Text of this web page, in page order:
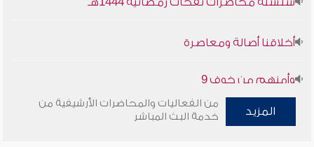
سلسلة محاضرات نفحات رمضانية 1444هـ
المزيد
من الفعاليات والمحاضرات الأرشيفية من
خدمة البث المباشر